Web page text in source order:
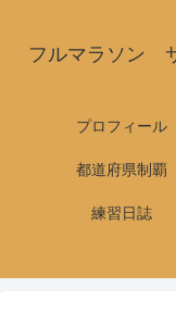
フルマラソン
プロフィール
都道府県制覇
練習日誌